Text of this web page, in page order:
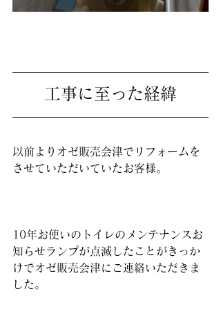
工事に至った経緯
以前よりオゼ販売会津でリフォームを
させていただいていたお客様。
10年お使いのトイレのメンテナンスお
知らせランプが点滅したことがきっか
けでオゼ販売会津にご連絡いただきま
した。